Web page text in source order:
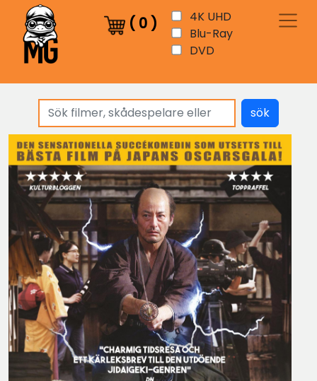
( 0 )
4K UHD
Blu-Ray
DVD
sök